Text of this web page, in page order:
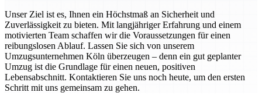
Unser Ziel ist es, Ihnen ein Höchstmaß an Sicherheit und
Zuverlässigkeit zu bieten. Mit langjähriger Erfahrung und einem
motivierten Team schaffen wir die Voraussetzungen für einen
reibungslosen Ablauf. Lassen Sie sich von unserem
Umzugsunternehmen Köln überzeugen – denn ein gut geplanter
Umzug ist die Grundlage für einen neuen, positiven
Lebensabschnitt. Kontaktieren Sie uns noch heute, um den ersten
Schritt mit uns gemeinsam zu gehen.